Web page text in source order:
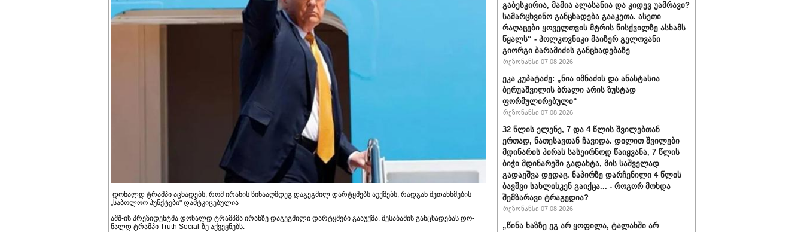
დონალდ ტრამპი აცხადებს, რომ ირანის წინააღმდეგ დაგეგმილ დარტყმებს აუქმებს, რადგან შეთანხმების
„საბოლოო პუნქტები" დამტკიცებულია
აშშ-ის პრე­ზი­დენ­ტმა დო­ნალდ ტრამპმა ირან­ზე და­გეგ­მი­ლი დარ­ტყმე­ბი გა­ა­უქ­მა. შე­სა­ბა­მის გან­ცხა­დე­ბას დო­
ნალდ ტრამ­პი Truth Social-ზე აქ­ვეყ­ნებს.
გაბესკირია, მამია ალასანია და კიდევ უამრავი?
სამარცხვინო განცხადება გააკეთა. ასეთი
რაღაცები ყოველთვის მტრის წისქვილზე ასხამს
წყალს“ - პოლკოვნიკი მაიზერ გელოვანი
გიორგი ბარამიძის განცხადებაზე
რეზონანსი 07.08.2026
ეკა კუპატაძე: „ნია იმნაძის და ანასტასია
ბერუაშვილის ბრალი არის ზუსტად
ფორმულირებული“
რეზონანსი 07.08.2026
32 წლის ელენე, 7 და 4 წლის შვილებთან
ერთად, ნათესავთან ჩავიდა. დილით შვილები
მდინარის პირას სასეირნოდ წაიყვანა, 7 წლის
ბიჭი მდინარეში გადახტა, მის საშველად
გადაეშვა დედაც. ნაპირზე დარჩენილი 4 წლის
ბავშვი სახლისკენ გაიქცა... - როგორ მოხდა
შემზარავი ტრაგედია?
რეზონანსი 07.08.2026
„წინა ხაზზე ეგ არ ყოფილა, ტალახში არ